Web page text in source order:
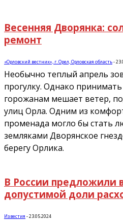
Весенняя Дворянка:
ремонт
«Орловский вестник», г. Орел, Орловская область-
Необычно теплый апрель
прогулку. Однако
горожанам мешает ветер,
улиц Орла. Одним из
променада могло бы стать
земляками Дворянское
берегу Орлика.
В России предложили
допустимой доли
Известия -23.05.2024